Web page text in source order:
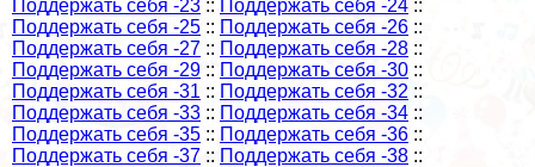
Поддержать себя -23 :: Поддержать себя -24 ::
Поддержать себя -25 :: Поддержать себя -26 ::
Поддержать себя -27 :: Поддержать себя -28 ::
Поддержать себя -29 :: Поддержать себя -30 ::
Поддержать себя -31 :: Поддержать себя -32 ::
Поддержать себя -33 :: Поддержать себя -34 ::
Поддержать себя -35 :: Поддержать себя -36 ::
Поддержать себя -37 :: Поддержать себя -38 ::